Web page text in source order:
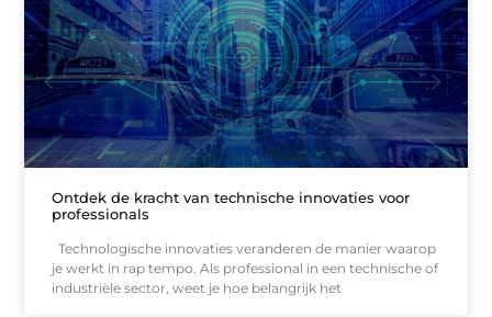
Ontdek de kracht van technische innovaties voor
professionals
Technologische innovaties veranderen de manier waarop
je werkt in rap tempo. Als professional in een technische of
industriële sector, weet je hoe belangrijk het